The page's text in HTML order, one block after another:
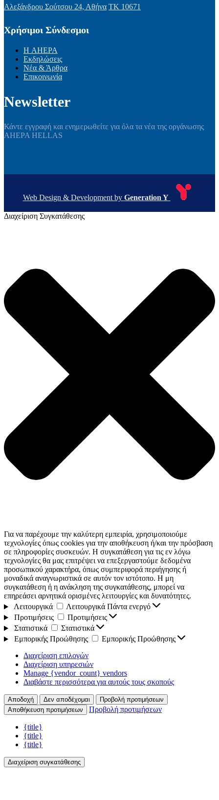
Αλεξάνδρου Σούτσου 24, Αθήνα ΤΚ 10671
Χρήσιμοι Σύνδεσμοι
Η AHEPA
Εκδηλώσεις
Νέα & Άρθρα
Επικοινωνία
Newsletter
Κάντε εγγραφή και ενημερωθείτε για όλα τα νέα της οργάνωσης
AHEPA HELLAS
Web Design & Development by Generation Y
Διαχείριση Συγκατάθεσης
Για να παρέχουμε την καλύτερη εμπειρία, χρησιμοποιούμε
τεχνολογίες όπως cookies για την αποθήκευση ή/και την πρόσβαση
σε πληροφορίες συσκευών. Η συγκατάθεση για τις εν λόγω
τεχνολογίες θα μας επιτρέψει να επεξεργαστούμε δεδομένα
προσωπικού χαρακτήρα, όπως συμπεριφορά περιήγησης ή
μοναδικά αναγνωριστικά σε αυτόν τον ιστότοπο. Η μη
συγκατάθεση ή η ανάκληση της συγκατάθεσης, μπορεί να
επηρεάσει αρνητικά ορισμένες λειτουργίες και δυνατότητες.
Λειτουργικά
Λειτουργικά Πάντα ενεργό
Προτιμήσεις
Προτιμήσεις
Στατιστικά
Στατιστικά
Εμπορικής Προώθησης
Εμπορικής Προώθησης
Διαχείριση επιλογών
Διαχείριση υπηρεσιών
Manage {vendor_count} vendors
Διαβάστε περισσότερα για αυτούς τους σκοπούς
Αποδοχή Δεν αποδέχομαι
Προβολή προτιμήσεων
Αποθήκευση προτιμήσεων
Προβολή προτιμήσεων
{title}
{title}
{title}
Διαχείριση συγκατάθεσης